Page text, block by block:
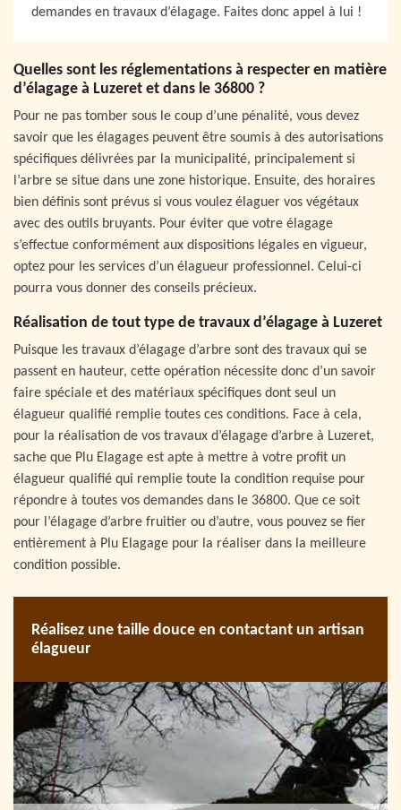
demandes en travaux d’élagage. Faites donc appel à lui !
Quelles sont les réglementations à respecter en matière
d’élagage à Luzeret et dans le 36800 ?
Pour ne pas tomber sous le coup d’une pénalité, vous devez
savoir que les élagages peuvent être soumis à des autorisations
spécifiques délivrées par la municipalité, principalement si
l’arbre se situe dans une zone historique. Ensuite, des horaires
bien définis sont prévus si vous voulez élaguer vos végétaux
avec des outils bruyants. Pour éviter que votre élagage
s’effectue conformément aux dispositions légales en vigueur,
optez pour les services d’un élagueur professionnel. Celui-ci
pourra vous donner des conseils précieux.
Réalisation de tout type de travaux d’élagage à Luzeret
Puisque les travaux d’élagage d’arbre sont des travaux qui se
passent en hauteur, cette opération nécessite donc d’un savoir
faire spéciale et des matériaux spécifiques dont seul un
élagueur qualifié remplie toutes ces conditions. Face à cela,
pour la réalisation de vos travaux d’élagage d’arbre à Luzeret,
sache que Plu Elagage est apte à mettre à votre profit un
élagueur qualifié qui remplie toute la condition requise pour
répondre à toutes vos demandes dans le 36800. Que ce soit
pour l’élagage d’arbre fruitier ou d’autre, vous pouvez se fier
entièrement à Plu Elagage pour la réaliser dans la meilleure
condition possible.
Réalisez une taille douce en contactant un artisan
élagueur